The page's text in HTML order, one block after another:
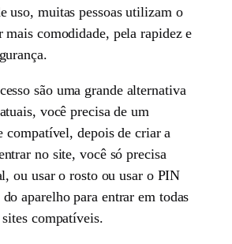
uso, muitas pessoas utilizam o
mais comodidade, pela rapidez e
são uma grande alternativa
você precisa de um
compatível, depois de criar a
no site, você só precisa
ou usar o rosto ou usar o PIN
aparelho para entrar em todas
compatíveis.